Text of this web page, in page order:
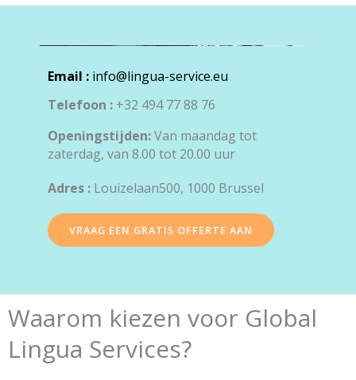
Email : info@lingua-service.eu
Telefoon : +32 494 77 88 76
Openingstijden:Van maandag tot
zaterdag, van 8.00 tot 20.00 uur
Adres : Louizelaan500, 1000 Brussel
VRAAG EEN GRATIS OFFERTE AAN
Waarom kiezen voor Global
Lingua Services?